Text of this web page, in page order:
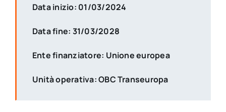
Data inizio: 01/03/2024
Data fine: 31/03/2028
Ente finanziatore: Unione europea
Unità operativa: OBC Transeuropa